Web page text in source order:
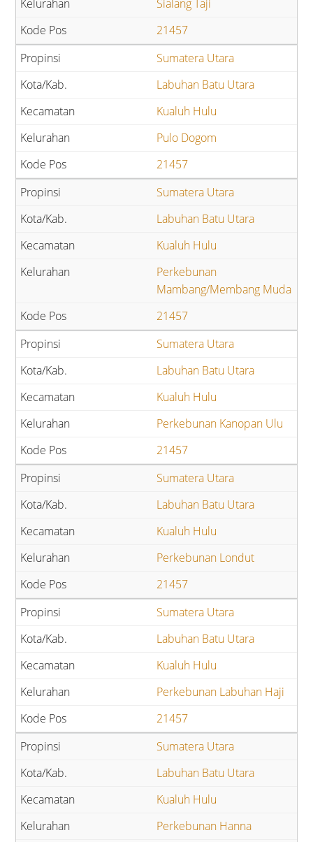
Sialang Taji
21457
Sumatera Utara
Labuhan Batu Utara
Kualuh Hulu
Pulo Dogom
21457
Sumatera Utara
Labuhan Batu Utara
Kualuh Hulu
Perkebunan
Mambang/Membang Muda
21457
Sumatera Utara
Labuhan Batu Utara
Kualuh Hulu
Perkebunan Kanopan Ulu
21457
Sumatera Utara
Labuhan Batu Utara
Kualuh Hulu
Perkebunan Londut
21457
Sumatera Utara
Labuhan Batu Utara
Kualuh Hulu
Perkebunan Labuhan Haji
21457
Sumatera Utara
Labuhan Batu Utara
Kualuh Hulu
Perkebunan Hanna